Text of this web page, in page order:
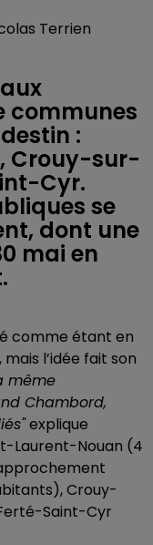
Terrien
communes
:
Crouy-sur-
Cyr.
se
dont une
mai en
comme étant en
l’idée fait son
même
Chambord,
explique
Laurent-Nouan (4
Crouy-
Saint-Cyr